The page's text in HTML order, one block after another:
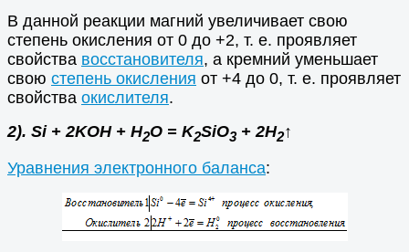
В данной реакции магний увеличивает свою
степень окисления от 0 до +2, т. е. проявляет
свойства восстановителя, а кремний уменьшает
свою степень окисления от +4 до 0, т. е. проявляет
свойства окислителя.
2). Si + 2KOH + H2O = K2SiO3+ 2H2↑
Уравнения электронного баланса: